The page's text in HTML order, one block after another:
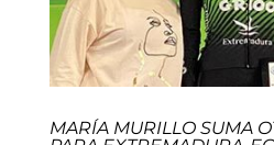
MARÍA MURILLO SUMA